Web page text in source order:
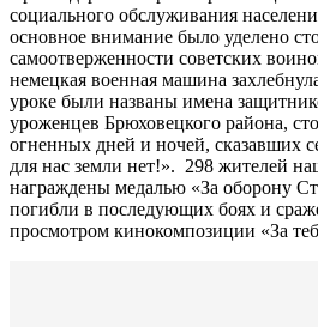
социального обслуживания
основное внимание было уделено
самоотверженности советских
немецкая военная машина
уроке были названы имена
уроженцев Брюховецкого района,
огненных дней и ночей, сказавших
для нас земли нет!». 298 жителей
награждены медалью «За оборону
погибли в последующих боях и
просмотром кинокомпозиции «За